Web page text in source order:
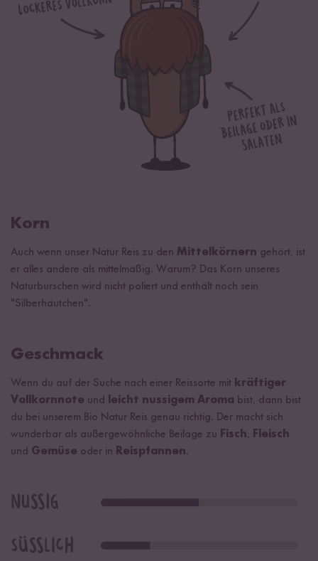
Von Natur aus glutenfrei.
Korn
Auch wenn unser Natur Reis zu den Mittelkörnern gehört, ist
er alles andere als mittelmäßig. Warum? Das Korn unseres
Naturburschen wird nicht poliert und enthält noch sein
"Silberhäutchen".
Geschmack
Wenn du auf der Suche nach einer Reissorte mit kräftiger
Vollkornnote und leicht nussigem Aroma bist, dann bist
du bei unserem Bio Natur Reis genau richtig. Der macht sich
wunderbar als außergewöhnliche Beilage zu Fisch,
Fleisch
und Gemüse oder in Reispfannen.